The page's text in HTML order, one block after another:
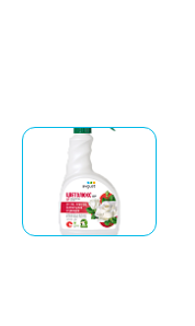
Фасовка: